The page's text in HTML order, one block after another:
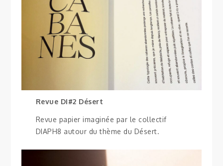
Revue DI#2 Désert
Revue papier imaginée par le collectif
DIAPH8 autour du thème du Désert.